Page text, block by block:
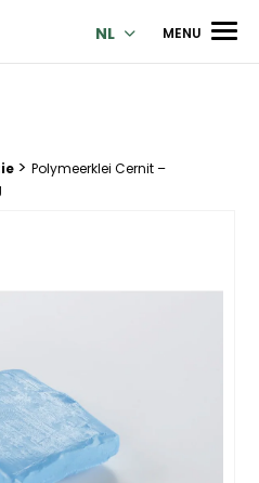
pour des créations
NL MENU
> Polymeerklei Cernit –